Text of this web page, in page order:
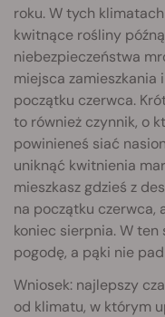
roku. W tych
kwitnące rośliny
niebezpieczeństwa
miejsca zamieszkania
początku czerwca.
to również czynnik, o
powinieneś siać
uniknąć kwitnienia
mieszkasz gdzieś z
na początku czerwca,
koniec sierpnia. W ten
pogodę, a pąki nie
Wniosek: najlepszy
od klimatu, w którym